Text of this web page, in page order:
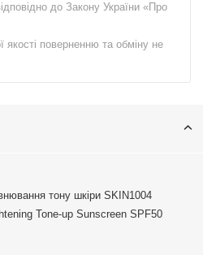
до Закону України «Про
якості поверненню та обміну не
тону шкіри SKIN1004
Tone-up Sunscreen SPF50